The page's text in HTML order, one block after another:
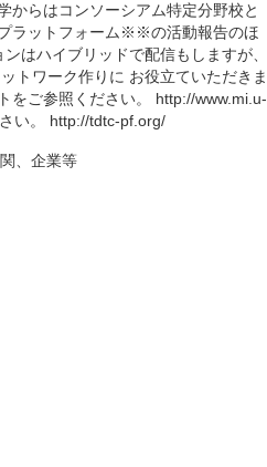
からはコンソーシアム特定分野校と
ラットフォーム※※の活動報告のほ
はハイブリッドで配信もしますが、
トワーク作りに お役立ていただきま
をご参照ください。 http://www.mi.u-
い。 http://tdtc-pf.org/
、企業等